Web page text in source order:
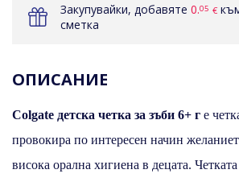
Закупувайки, добавяте 0.05 €
сметка
ОПИСАНИЕ
Colgate детска четка за зъби 6+ г е
провокира по интересен начин
висока орална хигиена в децата.